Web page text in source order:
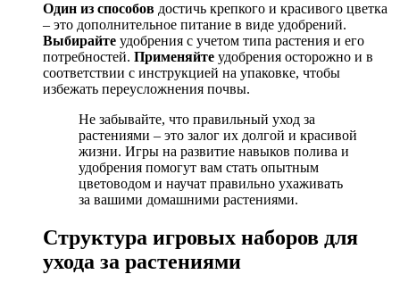
Один из способов достичь крепкого и красивого цветка
– это дополнительное питание в виде удобрений.
Выбирайте удобрения с учетом типа растения и его
потребностей. Применяйте удобрения осторожно и в
соответствии с инструкцией на упаковке, чтобы
избежать переусложнения почвы.
Не забывайте, что правильный уход за
растениями – это залог их долгой и красивой
жизни. Игры на развитие навыков полива и
удобрения помогут вам стать опытным
цветоводом и научат правильно ухаживать
за вашими домашними растениями.
Структура игровых наборов для
ухода за растениями